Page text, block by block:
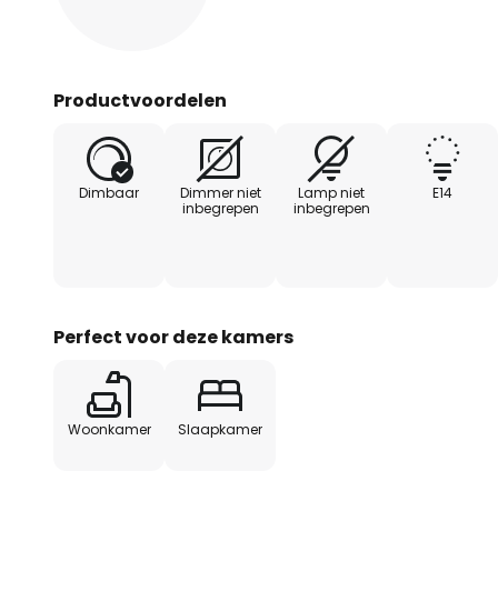
Productvoordelen
Dimbaar
Dimmer niet
inbegrepen
Lamp niet
inbegrepen
E14
Perfect voor deze kamers
Woonkamer Slaapkamer